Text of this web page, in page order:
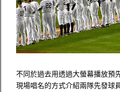
不同於過去用透過大螢幕播放預
現場唱名的方式介紹兩隊先發球